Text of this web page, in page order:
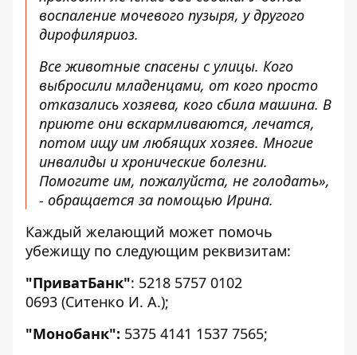
воспаление мочевого пузыря, у другого
дирофиляриоз.
Все животные спасены с улицы. Кого
выбросили младенцами, от кого просто
отказались хозяева, кого сбила машина. В
приюте они вскармливаются, лечатся,
потом ищу им любящих хозяев. Многие
инвалиды и хронические болезни.
Помогите им, пожалуйста, не голодать»,
- обращается за помощью Ирина.
Каждый желающий может помочь
убежищу по следующим реквизитам:
"ПриватБанк": 5218 5757 0102
0693 (Ситенко И. А.);
"Монобанк": 5375 4141 1537 7565;